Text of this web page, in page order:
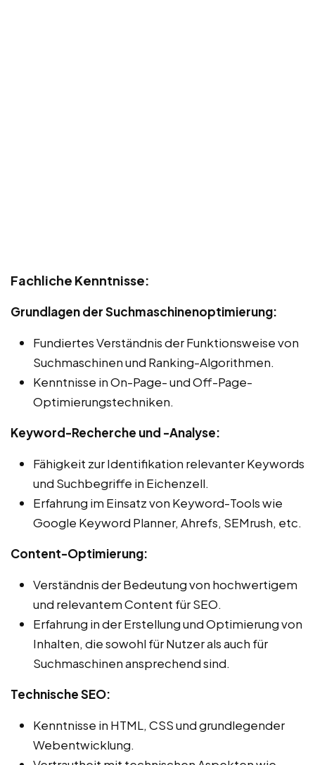
Fachliche Kenntnisse:
Grundlagen der Suchmaschinenoptimierung:
Fundiertes Verständnis der Funktionsweise von
Suchmaschinen und Ranking-Algorithmen.
Kenntnisse in On-Page- und Off-Page-
Optimierungstechniken.
Keyword-Recherche und -Analyse:
Fähigkeit zur Identifikation relevanter Keywords
und Suchbegriffe in Eichenzell.
Erfahrung im Einsatz von Keyword-Tools wie
Google Keyword Planner, Ahrefs, SEMrush, etc.
Content-Optimierung:
Verständnis der Bedeutung von hochwertigem
und relevantem Content für SEO.
Erfahrung in der Erstellung und Optimierung von
Inhalten, die sowohl für Nutzer als auch für
Suchmaschinen ansprechend sind.
Technische SEO:
Kenntnisse in HTML, CSS und grundlegender
Webentwicklung.